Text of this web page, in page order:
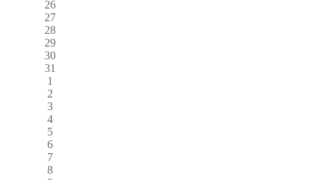
26
27
28
29
30
31
1
2
3
4
5
6
7
8